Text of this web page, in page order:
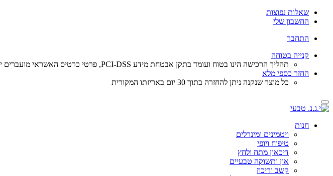
שאלות נפוצות
החשבון שלי
התחבר
קנייה בטוחה
תהליך הרכישה הינו בטוח ועומד בתקן אבטחת מידע PCI-DSS, פרטי כרטיס האשראי מועברים ישירות לחברת האשראי באמצעות תקשורת מאובטחת ואינם נשמרים במערכת שלנו.
החזר כספי מלא
כל מוצר שנקנה ניתן להחזרה בתוך 30 יום באריזתו המקורית
Toggle
navigation
חנות
ויטמינים ומינרלים
טיפוח ויופי
דיכאון מתח ולחץ
און ותשוקה טבעיים
קשב וריכוז